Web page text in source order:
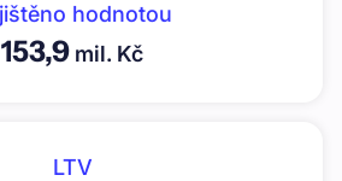
hodnotou
153,9 mil. Kč
LTV